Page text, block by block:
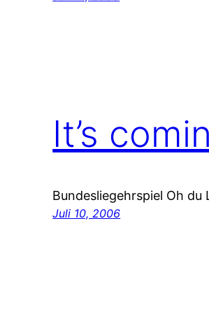
It’s
Bundesliegehrspiel Oh
Juli 10, 2006